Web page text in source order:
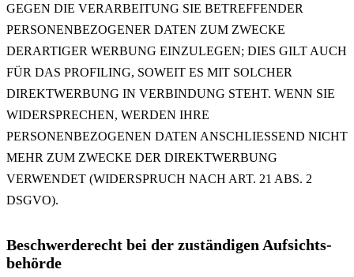
GEGEN DIE VERARBEITUNG SIE BETREFFENDER
PERSONENBEZOGENER DATEN ZUM ZWECKE
DERARTIGER WERBUNG EINZULEGEN; DIES GILT AUCH
FÜR DAS PROFILING, SOWEIT ES MIT SOLCHER
DIREKTWERBUNG IN VERBINDUNG STEHT. WENN SIE
WIDERSPRECHEN, WERDEN IHRE
PERSONENBEZOGENEN DATEN ANSCHLIESSEND NICHT
MEHR ZUM ZWECKE DER DIREKTWERBUNG
VERWENDET (WIDERSPRUCH NACH ART. 21 ABS. 2
DSGVO).
Beschwerde­recht bei der zuständigen Aufsichts­
behörde